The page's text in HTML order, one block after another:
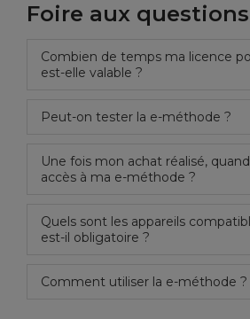
Foire aux questions
Combien de temps ma licence
est-elle valable ?
Peut-on tester la e-méthode ?
Une fois mon achat réalisé,
accès à ma e-méthode ?
Quels sont les appareils
est-il obligatoire ?
Comment utiliser la e-méthode ?